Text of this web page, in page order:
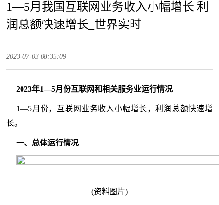
1—5月我国互联网业务收入小幅增长 利
润总额快速增长_世界实时
2023-07-03 08:35:09
2023年1—5月份互联网和相关服务业运行情况
1—5月份，互联网业务收入小幅增长，利润总额快速增
长。
一、总体运行情况
(资料图片)